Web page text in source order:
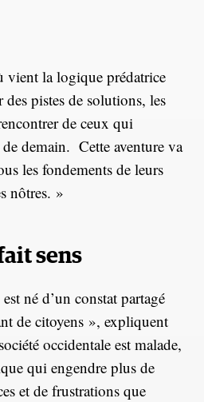
vient la logique prédatrice
des pistes de solutions, les
de ceux qui
demain. Cette aventure va
les fondements de leurs
nôtres. »
sens
né d’un constat partagé
de citoyens », expliquent
occidentale est malade,
qui engendre plus de
et de frustrations que